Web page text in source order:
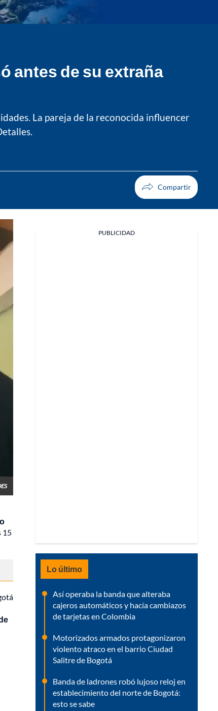
antes de su extraña
La pareja de la reconocida influencer
15
PUBLICIDAD
Lo último
Así operaba la banda que alteraba
cajeros automáticos y hacía cambiazos
de tarjetas en Colombia
Motorizados armados protagonizaron
violento atraco en el barrio Ciudad
Salitre de Bogotá
Banda de ladrones robó lujoso reloj en
establecimiento del norte de Bogotá:
esto se sabe